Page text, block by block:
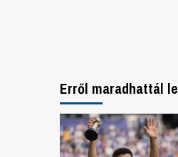
Erről maradhattál le